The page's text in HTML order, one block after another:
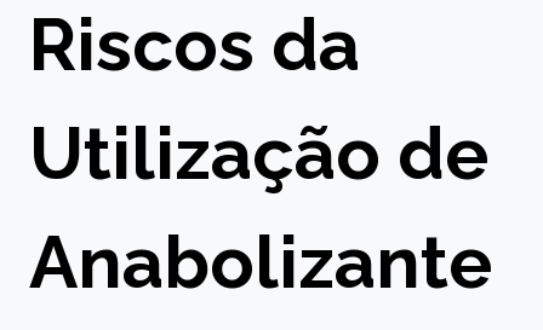
Riscos da
Utilização de
Anabolizante